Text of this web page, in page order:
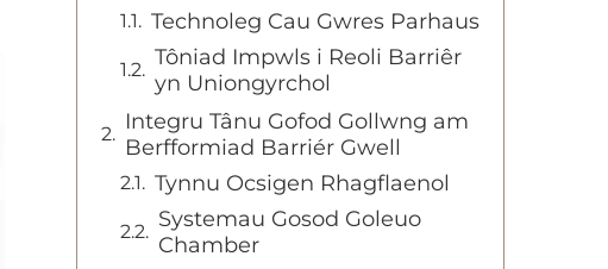
Technoleg Cau Gwres Parhaus
Tôniad Impwls i Reoli Barriêr
yn Uniongyrchol
Integru Tânu Gofod Gollwng am
Berfformiad Barriér Gwell
Tynnu Ocsigen Rhagflaenol
Systemau Gosod Goleuo
Chamber